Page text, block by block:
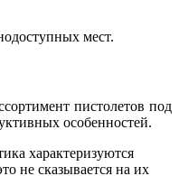
мест.
пистолетов под
особенностей.
характеризуются
не сказывается на их